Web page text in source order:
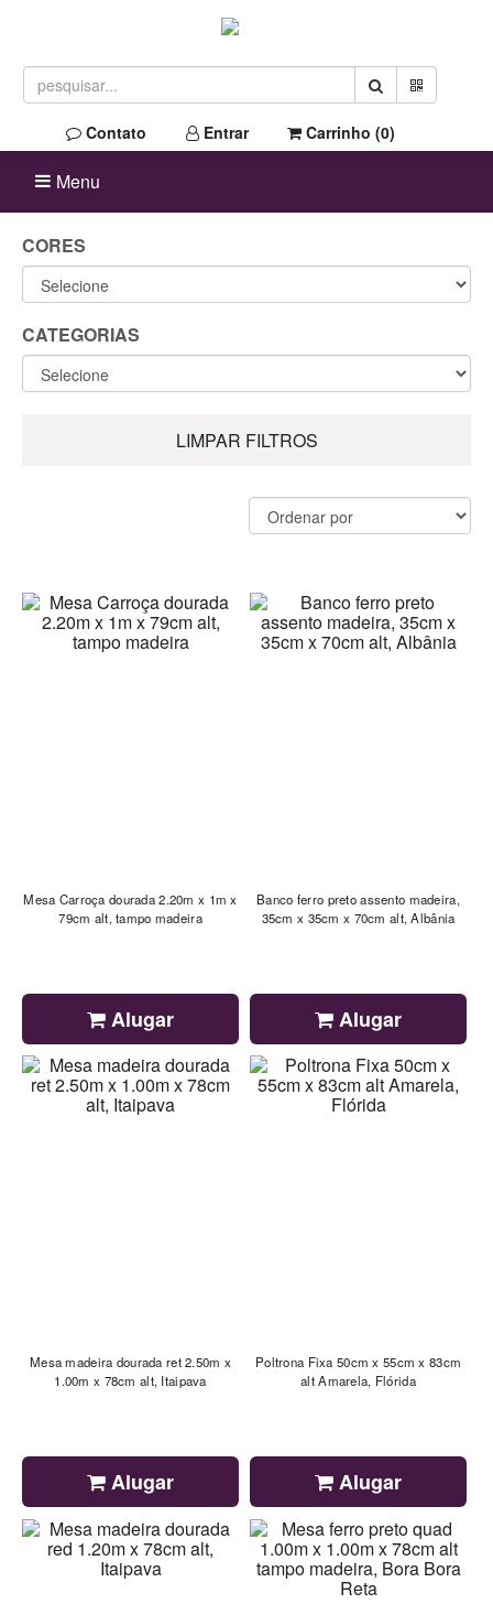
Contato Entrar Carrinho (0)
Menu
CORES
CATEGORIAS
LIMPAR FILTROS
Mesa Carroça dourada 2.20m x 1m x
79cm alt, tampo madeira
Alugar
Banco ferro preto assento madeira,
35cm x 35cm x 70cm alt, Albânia
Alugar
Mesa madeira dourada ret 2.50m x
1.00m x 78cm alt, Itaipava
Alugar
Poltrona Fixa 50cm x 55cm x 83cm
alt Amarela, Flórida
Alugar